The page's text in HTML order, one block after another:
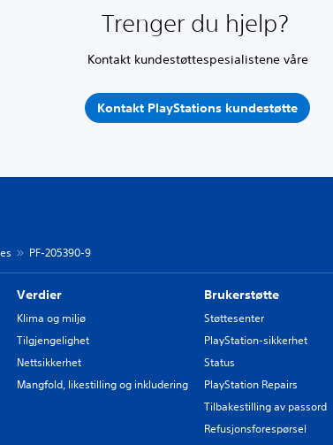
Trenger du hjelp?
Kontakt kundestøttespesialistene våre
Kontakt PlayStations kundestøtte
PF-205390-9
Verdier
Klima og miljø
Tilgjengelighet
Nettsikkerhet
Mangfold, likestilling og inkludering
Brukerstøtte
Støttesenter
PlayStation-sikkerhet
Status
PlayStation Repairs
Tilbakestilling av passord
Refusjonsforespørsel